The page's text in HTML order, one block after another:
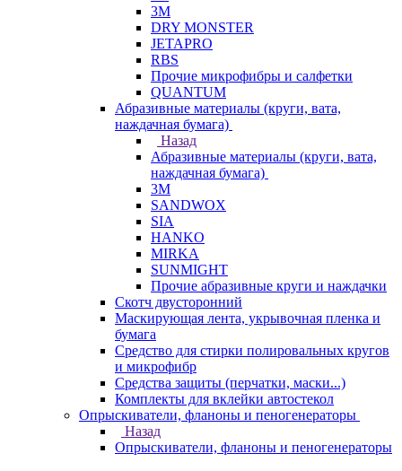
3М
DRY MONSTER
JETAPRO
RBS
Прочие микрофибры и салфетки
QUANTUM
Абразивные материалы (круги, вата,
наждачная бумага)
Назад
Абразивные материалы (круги, вата,
наждачная бумага)
3М
SANDWOX
SIA
HANKO
MIRKA
SUNMIGHT
Прочие абразивные круги и наждачки
Скотч двусторонний
Маскирующая лента, укрывочная пленка и
бумага
Средство для стирки полировальных кругов
и микрофибр
Средства защиты (перчатки, маски...)
Комплекты для вклейки автостекол
Опрыскиватели, фланоны и пеногенераторы
Назад
Опрыскиватели, фланоны и пеногенераторы